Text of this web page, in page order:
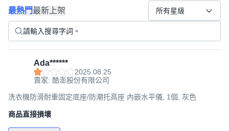
最熱門最新上架 所有星級
Ada******
2025.08.25
賣家: 酷澎股份有限公司
洗衣機防滑耐重固定底座/防潮托高座 內嵌水平儀, 1個, 灰色
商品直接損壞